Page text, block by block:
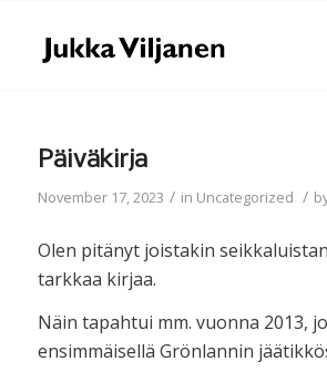
Päiväkirja
November 17, 2023 / in Uncategorized /
Olen pitänyt joistakin
tarkkaa kirjaa.
Näin tapahtui mm. vuonna 2013,
ensimmäisellä Grönlannin